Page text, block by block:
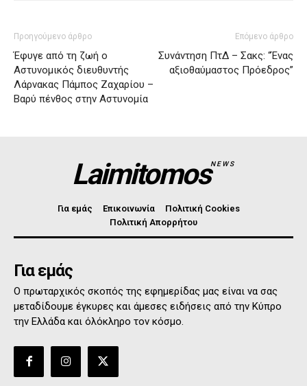
Προηγούμενο άρθρο
Έφυγε από τη ζωή ο
Αστυνομικός διευθυντής
Λάρνακας Πάμπος Ζαχαρίου –
Βαρύ πένθος στην Αστυνομία
Επόμενο άρθρο
Συνάντηση ΠτΔ – Σακς: “Ένας
αξιοθαύμαστος Πρόεδρος”
LaimitomosNEWS
Για εμάς Επικοινωνία
Πολιτική Cookies
Πολιτική Απορρήτου
Για εμάς
Ο πρωταρχικός σκοπός της εφημερίδας μας είναι να σας
μεταδίδουμε έγκυρες και άμεσες ειδήσεις από την Κύπρο
την Ελλάδα και όλόκληρο τον κόσμο.